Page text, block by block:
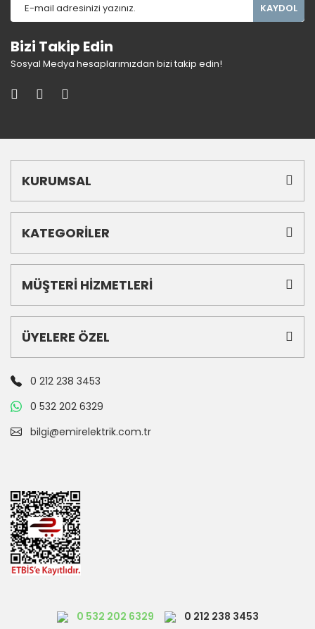
KAYDOL
Bizi Takip Edin
Sosyal Medya hesaplarımızdan bizi takip edin!
KURUMSAL
KATEGORİLER
MÜŞTERİ HİZMETLERİ
ÜYELERE ÖZEL
0 212 238 3453
0 532 202 6329
bilgi@emirelektrik.com.tr
0 532 202 6329 0 212 238 3453